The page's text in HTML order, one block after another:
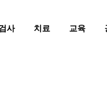
사 치료 교육